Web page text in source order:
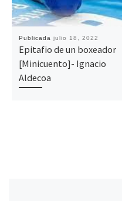
Publicada julio 18, 2022
Epitafio de un boxeador
[Minicuento]- Ignacio
Aldecoa